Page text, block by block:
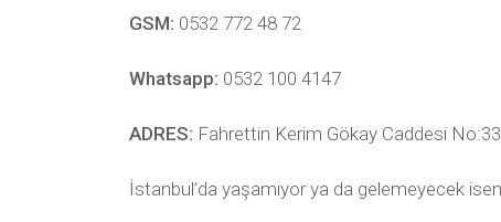
GSM: 0532 772 48 72
Whatsapp: 0532 100 4147
ADRES: Fahrettin Kerim Gökay Caddesi
İstanbul’da yaşamıyor ya da gelemeyecek